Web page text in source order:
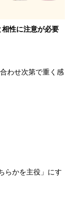
性に注意が必要
わせ次第で重く感
らかを主役」にす